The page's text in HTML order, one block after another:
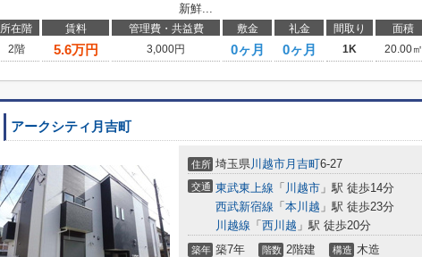
新鮮...
所在階 賃料 管理費・共益費 敷金 礼金 間取り 面積
2階
5.6万円 3,000円 0ヶ月 0ヶ月 1K 20.00㎡
アークシティ月吉町
住所 埼玉県川越市月吉町6-27
交通 東武東上線 「 川越市 」駅 徒歩14分
西武新宿線 「 本川越 」駅 徒歩23分
川越線 「 西川越 」駅 徒歩20分
築年 築7年 階数 2階建 構造 木造